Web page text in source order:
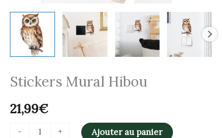
Stickers Mural Hibou
21,99€
- + Ajouter au panier